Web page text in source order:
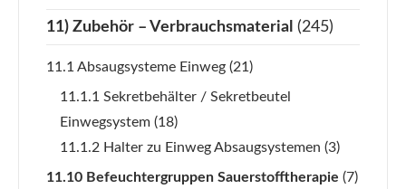
11) Zubehör – Verbrauchsmaterial (245)
11.1 Absaugsysteme Einweg (21)
11.1.1 Sekretbehälter / Sekretbeutel
Einwegsystem (18)
11.1.2 Halter zu Einweg Absaugsystemen (3)
11.10 Befeuchtergruppen Sauerstofftherapie (7)